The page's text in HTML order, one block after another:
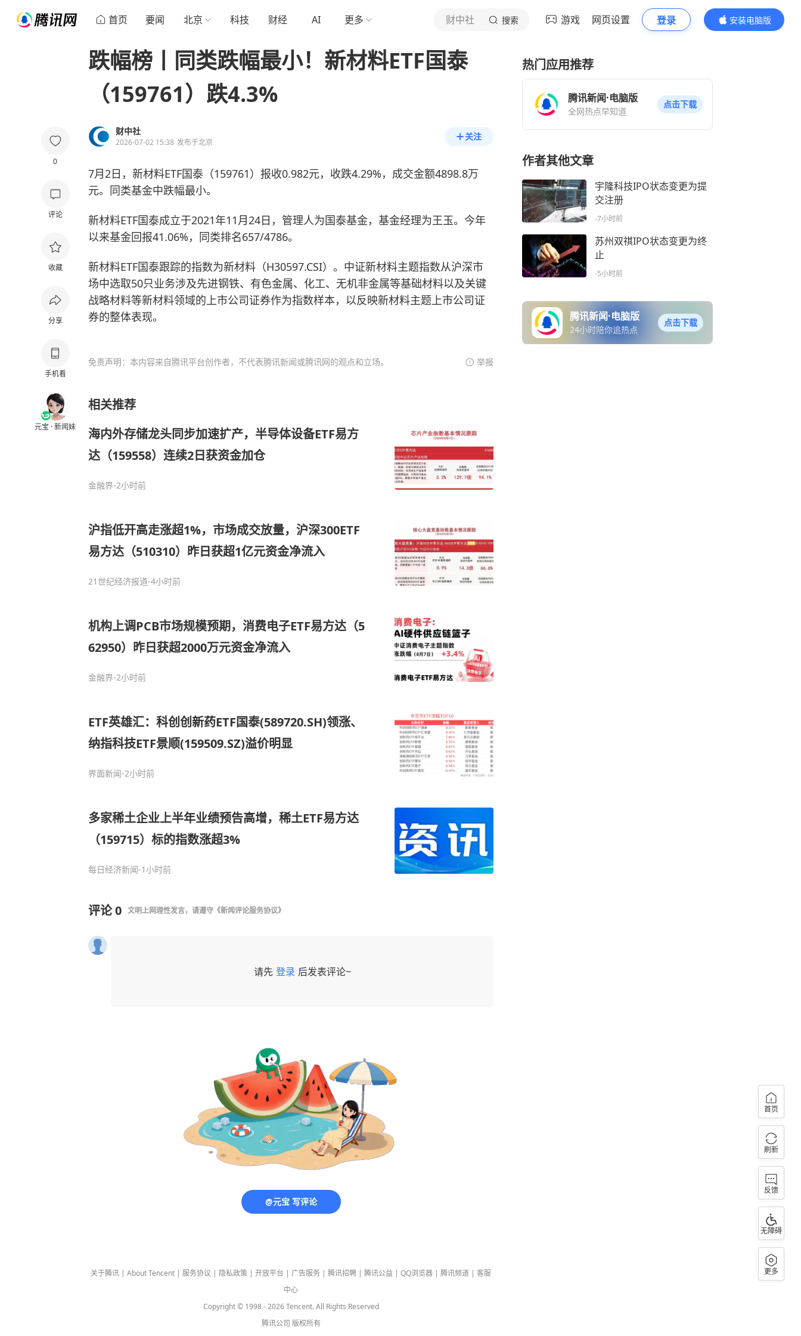
首页 要闻 北京 科技 财经 AI 更多 财中社 搜索 游戏 网页设置 登录
安装电脑版
内容更精彩
0
评论
收藏
分享
手机看
元宝 · 新闻妹
跌幅榜丨同类跌幅最小！新材料ETF国泰
（159761）跌4.3%
财中社
2026-07-02 15:38 发布于北京
关注
7月2日，新材料ETF国泰（159761）报收0.982元，收跌4.29%，成交金额4898.8万
元。同类基金中跌幅最小。
新材料ETF国泰成立于2021年11月24日，管理人为国泰基金，基金经理为王玉。今年
以来基金回报41.06%，同类排名657/4786。
新材料ETF国泰跟踪的指数为新材料（H30597.CSI）。中证新材料主题指数从沪深市
场中选取50只业务涉及先进钢铁、有色金属、化工、无机非金属等基础材料以及关键
战略材料等新材料领域的上市公司证券作为指数样本，以反映新材料主题上市公司证
券的整体表现。
免责声明：本内容来自腾讯平台创作者，不代表腾讯新闻或腾讯网的观点和立场。 举报
相关推荐
海内外存储龙头同步加速扩产，半导体设备ETF易方
达（159558）连续2日获资金加仓
金融界-2小时前
沪指低开高走涨超1%，市场成交放量，沪深300ETF
易方达（510310）昨日获超1亿元资金净流入
21世纪经济报道-4小时前
机构上调PCB市场规模预期，消费电子ETF易方达（5
62950）昨日获超2000万元资金净流入
金融界-2小时前
ETF英雄汇：科创创新药ETF国泰(589720.SH)领涨、
纳指科技ETF景顺(159509.SZ)溢价明显
界面新闻-2小时前
多家稀土企业上半年业绩预告高增，稀土ETF易方达
（159715）标的指数涨超3%
每日经济新闻-1小时前
评论0 文明上网理性发言，请遵守 《新闻评论服务协议》
请先 登录 后发表评论~
@元宝 写评论
关于腾讯 | About Tencent | 服务协议 | 隐私政策 | 开放平台 | 广告服务 | 腾讯招聘 | 腾讯公益 | QQ浏览器 | 腾讯频道 | 客服
中心
Copyright © 1998 -2026Tencent. All Rights Reserved
腾讯公司 版权所有
热门应用推荐
腾讯新闻·电脑版
全网热点早知道
点击下载
作者其他文章
宇隆科技IPO状态变更为提
交注册
-7小时前
苏州双祺IPO状态变更为终
止
-5小时前
腾讯新闻·电脑版
24小时陪你追热点
点击下载
首页
刷新
反馈
无障碍
更多